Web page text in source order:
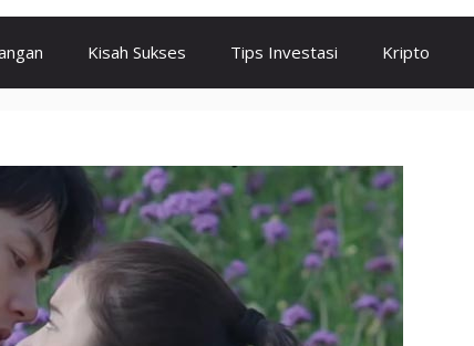
Kisah Sukses Tips Investasi Kripto